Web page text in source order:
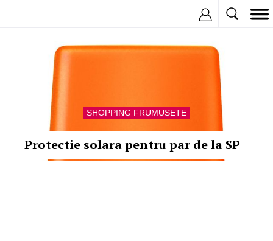
SHOPPING FRUMUSETE
Protectie solara pentru par de la SP